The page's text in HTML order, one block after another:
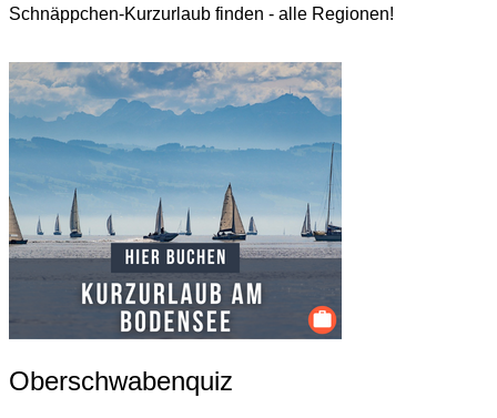
Schnäppchen-Kurzurlaub finden - alle Regionen!
Oberschwabenquiz